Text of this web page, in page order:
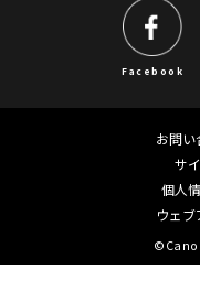
Facebook
お問い
サ
個人
ウェ